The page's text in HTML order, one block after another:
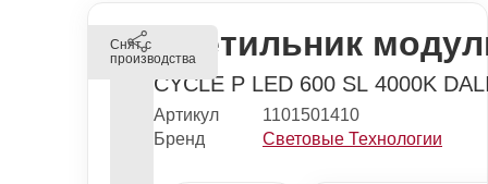
Снят с
производстваСветильник
CYCLE P LED 600 SL 4000K
Артикул
1101501410
Бренд
Световые Технологии